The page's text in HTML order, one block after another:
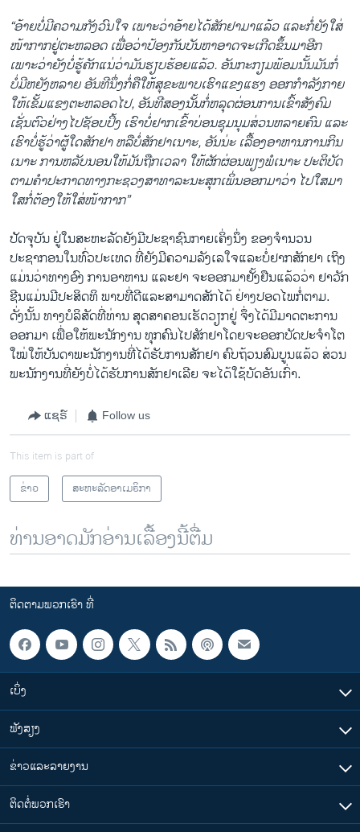
“ອ້າຍບໍ່ມີຄວາມກັງວົນໃຈ ເພາະວ່າອ້າຍໄດ້ສັກຢາມາແລ້ວ ແລະກໍ່ຍັງໃສ່
ໜ້າກາກຢູ່ຕະຫລອດ ເພື່ອວ່າປ້ອງກັນບັນຫາອາດຈະເກີດຂຶ້ນມາອີກ
ເພາະວ່າຍັງບໍ່ຮູ້ຄັກແນ່ວ່າມັນຮຽບຮ້ອຍແລ້ວ. ອັນກະກຽມພ້ອມນັ້ນມັນກໍ່
ບໍ່ມີຫຍັງຫລາຍ ອັນທີນຶ່ງກໍ່ຄືໃຫ້ສຸຂະພາບເຮົາແຂງແຮງ ອອກກໍາລັງກາຍ
ໃຫ້ເຂັ້ມແຂງຕະຫລອດໄປ, ອັນທີສອງນັ້ນກໍ່ຫລຸດຜ່ອນການເຂົ້າສັງຄົມ
ເຊັ່ນຕົວຢ່າງໄປຊັອບປິ້ງ ເຮົາບໍ່ຢາກເຂົ້າບ່ອນຊຸມນຸມສ່ວນຫລາຍຄົນ ແລະ
ເຮົາບໍ່ຮູ້ວ່າຜູ້ໃດສັກຢາ ຫລືບໍ່ສັກຢາເນາະ, ອັນນ່ະ ເລື້ອງອາຫານການກິນ
ເນາະ ການຫລັບນອນໃຫ້ມັນຖືກເວລາ ໃຫ້ຜັກຜ່ອນພຽງພໍເນາະ ປະຕິບັດ
ຕາມຄໍາປະກາດທາງກະຊວງສາທາລະນະສຸກເພິ່ນອອກມາວ່າ ໄປໃສມາ
ໃສກໍ່ຕ້ອງໃຫ້ໃສ່ໜ້າກາກ”
ປັດຈຸບັນ ຢູ່ໃນສະຫະລັດຍັງມີປະຊາຊົນກາຍເຄິ່ງນຶ່ງ ຂອງຈໍານວນ
ປະຊາກອນໃນທົ່ວປະເທດ ທີ່ຍັງມີຄວາມລັງເລໃຈແລະບໍ່ຢາກສັກຢາ ເຖິງ
ແມ່ນວ່າທາງອົງ ການອາຫານ ແລະຢາ ຈະອອກມາຢັ້ງຢືນແລ້ວວ່າ ຢາວັກ
ຊີນແມ່ນມີປະສິດທິ ພາບທີ່ດີແລະສາມາດສັກໄດ້ ຢ່າງປອດໄພກໍ່ຕາມ.
ດັ່ງນັ້ນ ທາງບໍລິສັດທີ່ທ່ານ ສຸດສາຄອນເຮັດວຽກຢູ່ ຈຶ່ງໄດ້ມີມາດຕະການ
ອອກມາ ເພື່ອໃຫ້ພະນັກງານ ທຸກຄົນໄປສັກຢາໂດຍຈະອອກບັດປະຈໍາໂຕ
ໃໝ່ໃຫ້ບັນດາພະນັກງານທີ່ໄດ້ຮັບການສັກຢາ ຄົບຖ້ວນສົມບູນແລ້ວ ສ່ວນ
ພະນັກງານທີ່ຍັງບໍ່ໄດ້ຮັບການສັກຢາເລີຍ ຈະໄດ້ໃຊ້ບັດອັນເກົ່າ.
ແຊຣ໌ Follow us
This item is part of
ຂ່າວ
ສະຫະລັດອາເມຣິກາ
ທ່ານອາດມັກອ່ານເລື້ອງນີ້ຕື່ມ
ຕິດຕາມພວກເຮົາ ທີ່
ເບິ່ງ
ຟັງສຽງ
ຂ່າວແລະລາຍງານ
ຕິດຕໍ່ພວກເຮົາ